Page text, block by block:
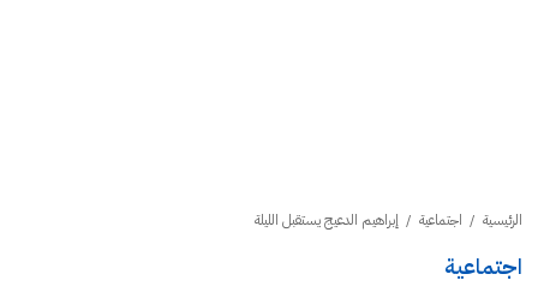
الرئيسية / اجتماعية / إبراهيم الدعيج يستقبل الليلة
اجتماعية